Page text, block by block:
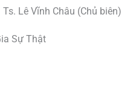
Lê Vĩnh Châu (Chủ biên)
Sự Thật